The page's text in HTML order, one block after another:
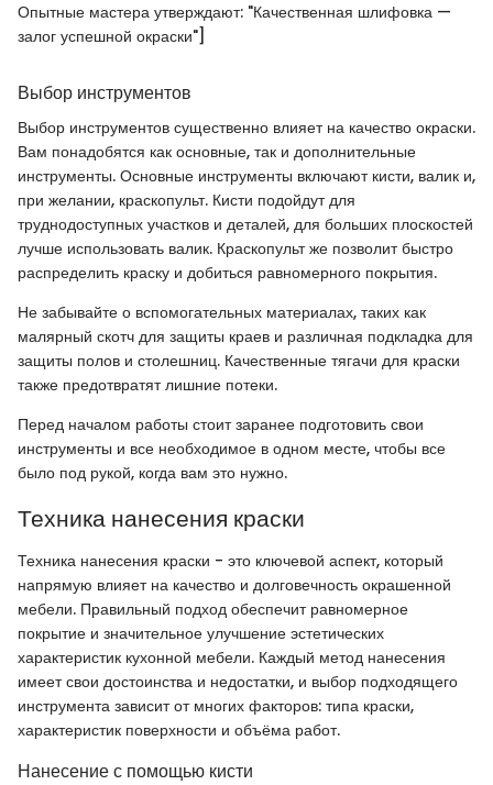
Опытные мастера утверждают: "Качественная шлифовка —
залог успешной окраски"]
Выбор инструментов
Выбор инструментов существенно влияет на качество окраски.
Вам понадобятся как основные, так и дополнительные
инструменты. Основные инструменты включают кисти, валик и,
при желании, краскопульт. Кисти подойдут для
труднодоступных участков и деталей, для больших плоскостей
лучше использовать валик. Краскопульт же позволит быстро
распределить краску и добиться равномерного покрытия.
Не забывайте о вспомогательных материалах, таких как
малярный скотч для защиты краев и различная подкладка для
защиты полов и столешниц. Качественные тягачи для краски
также предотвратят лишние потеки.
Перед началом работы стоит заранее подготовить свои
инструменты и все необходимое в одном месте, чтобы все
было под рукой, когда вам это нужно.
Техника нанесения краски
Техника нанесения краски - это ключевой аспект, который
напрямую влияет на качество и долговечность окрашенной
мебели. Правильный подход обеспечит равномерное
покрытие и значительное улучшение эстетических
характеристик кухонной мебели. Каждый метод нанесения
имеет свои достоинства и недостатки, и выбор подходящего
инструмента зависит от многих факторов: типа краски,
характеристик поверхности и объёма работ.
Нанесение с помощью кисти